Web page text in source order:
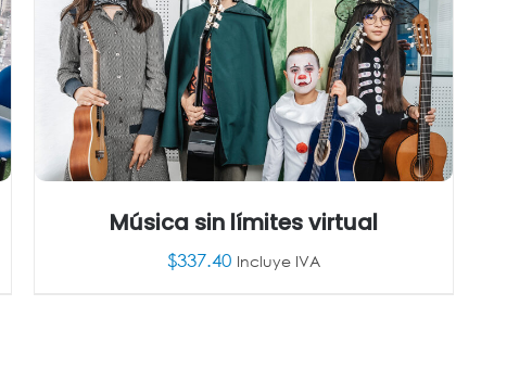
Música sin límites virtual
$337.40 Incluye IVA